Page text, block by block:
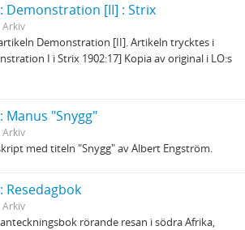
Demonstration [II] : Strix
Arkiv
Demonstration [II]. Artikeln trycktes i
I i Strix 1902:17] Kopia av original i LO:s
"Snygg"
Arkiv
med titeln "Snygg" av Albert Engström.
Arkiv
rörande resan i södra Afrika,